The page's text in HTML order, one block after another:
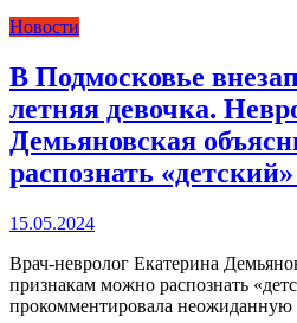
Новости
В Подмосковье
летняя девочка.
Демьяновская
распознать
15.05.2024
Врач-невролог Екатерина
признакам можно распознать
прокомментировала неожиданную